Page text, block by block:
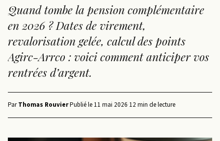
Quand tombe la pension complémentaire
en 2026 ? Dates de virement,
revalorisation gelée, calcul des points
Agirc-Arrco : voici comment anticiper vos
rentrées d’argent.
ParThomas Rouvier·Publié le 11 mai 2026·12 min de lecture